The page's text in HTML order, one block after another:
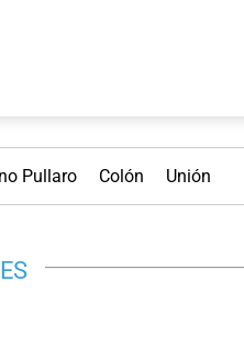
Pullaro Colón Unión